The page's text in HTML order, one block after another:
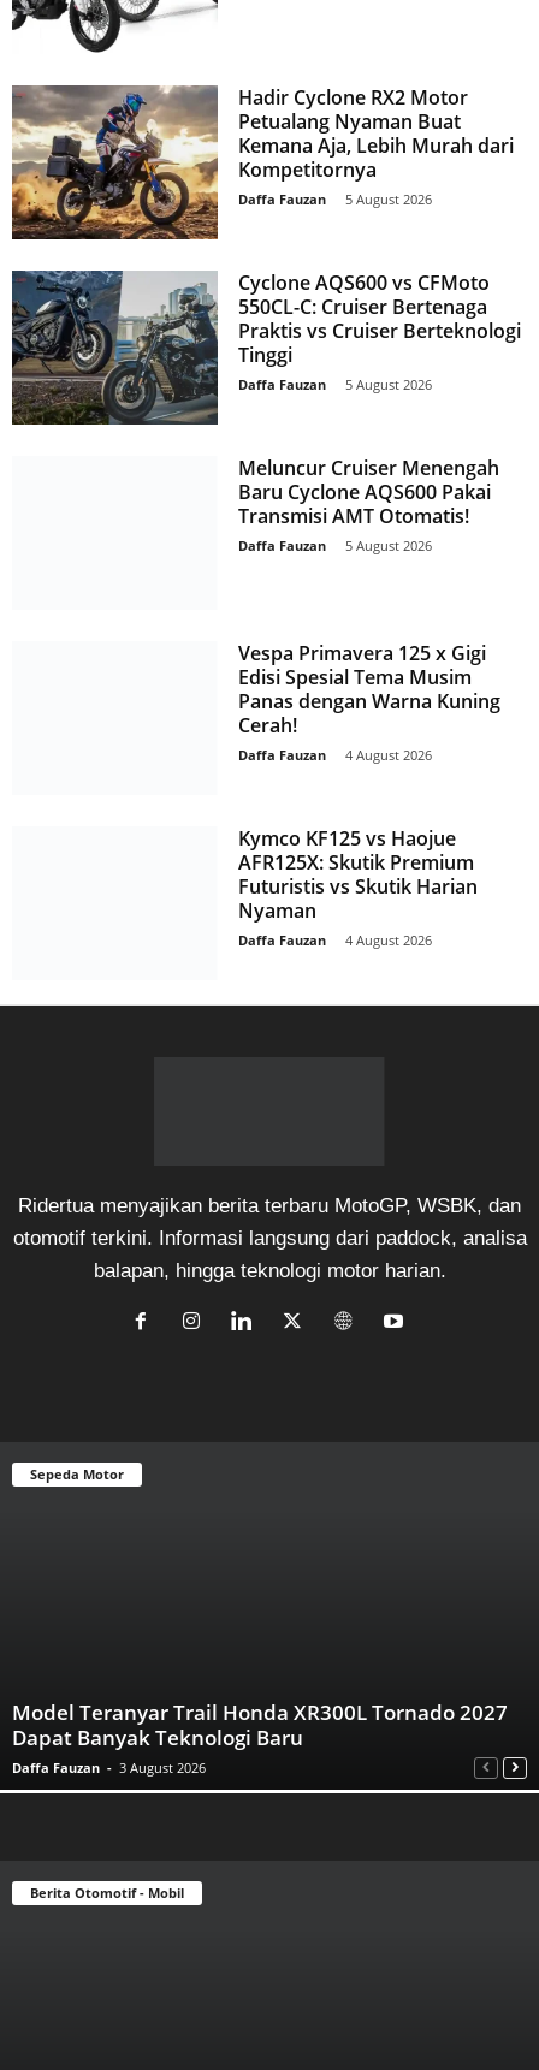
Hadir Cyclone RX2 Motor
Petualang Nyaman Buat
Kemana Aja, Lebih Murah dari
Kompetitornya
Daffa Fauzan 5 August 2026
Cyclone AQS600 vs CFMoto
550CL-C: Cruiser Bertenaga
Praktis vs Cruiser Berteknologi
Tinggi
Daffa Fauzan 5 August 2026
Meluncur Cruiser Menengah
Baru Cyclone AQS600 Pakai
Transmisi AMT Otomatis!
Daffa Fauzan 5 August 2026
Vespa Primavera 125 x Gigi
Edisi Spesial Tema Musim
Panas dengan Warna Kuning
Cerah!
Daffa Fauzan 4 August 2026
Kymco KF125 vs Haojue
AFR125X: Skutik Premium
Futuristis vs Skutik Harian
Nyaman
Daffa Fauzan 4 August 2026
Ridertua menyajikan berita terbaru MotoGP, WSBK, dan
otomotif terkini. Informasi langsung dari paddock, analisa
balapan, hingga teknologi motor harian.
Sepeda Motor
Model Teranyar Trail Honda XR300L Tornado 2027
Dapat Banyak Teknologi Baru
Daffa Fauzan - 3 August 2026
Berita Otomotif - Mobil